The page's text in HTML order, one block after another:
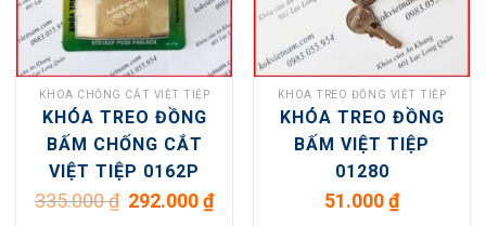
KHÓA CHỐNG CẮT VIỆT TIỆP
KHÓA TREO ĐỒNG
BẤM CHỐNG CẮT
VIỆT TIỆP 0162P
335.000₫ Giá
gốc
292.000₫Giá
hiện
KHÓA TREO ĐỒNG VIỆT TIỆP
KHÓA TREO ĐỒNG
BẤM VIỆT TIỆP
01280
51.000₫